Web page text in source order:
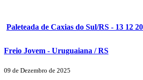
Paleteada de Caxias do Sul/RS - 13 12
Freio Jovem - Uruguaiana / RS
09 de Dezembro de 2025